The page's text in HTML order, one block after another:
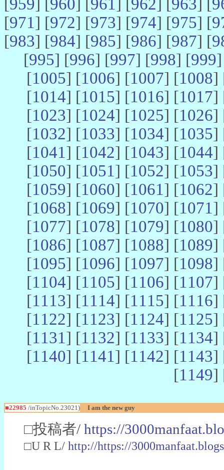
959 960 961 962 963
[971] [972] [973] [974] [975] [
[983] [984] [985] [986] [987] [
[995] [996] [997] [998] [999
[1005] [1006] [1007] [1008]
[1014] [1015] [1016] [1017]
[1023] [1024] [1025] [1026]
[1032] [1033] [1034] [1035]
[1041] [1042] [1043] [1044]
[1050] [1051] [1052] [1053]
[1059] [1060] [1061] [1062]
[1068] [1069] [1070] [1071]
[1077] [1078] [1079] [1080]
[1086] [1087] [1088] [1089]
[1095] [1096] [1097] [1098]
[1104] [1105] [1106] [1107]
[1113] [1114] [1115] [1116]
[1122] [1123] [1124] [1125]
[1131] [1132] [1133] [1134]
[1140] [1141] [1142] [1143]
[1149]
■22985 /inTopicNo.23021) I am the new guy
□投稿者/ https://
□U R L/ http://https://